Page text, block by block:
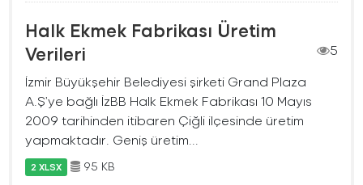
Halk Ekmek Fabrikası Üretim
Verileri
5
İzmir Büyükşehir Belediyesi şirketi Grand Plaza
A.Ş’ye bağlı İzBB Halk Ekmek Fabrikası 10 Mayıs
2009 tarihinden itibaren Çiğli ilçesinde üretim
yapmaktadır. Geniş üretim...
2 XLSX 95 KB